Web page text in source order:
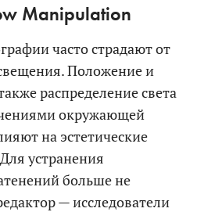
Manipulation
часто страдают от
Положение и
распределение света
окружающей
на эстетические
устранения
больше не
— исследователи